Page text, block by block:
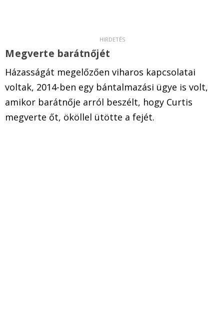
Megverte barátnőjét
Házasságát megelőzően viharos kapcsolatai
voltak, 2014-ben egy bántalmazási ügye is volt,
amikor barátnője arról beszélt, hogy Curtis
megverte őt, ököllel ütötte a fejét.